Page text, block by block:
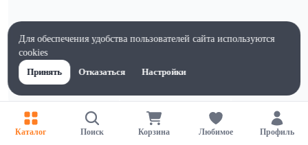
Характеристики
Ширина, мм
Каталог Поиск Корзина Любимое Профиль
Для обеспечения удобства пользователей сайта используются
cookies
Принять
Отказаться Настройки